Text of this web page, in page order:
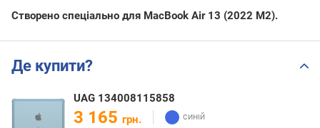
Створено спеціально для MacBook Air 13 (2022 M2).
Де купити?
UAG 134008115858
3 165 грн.